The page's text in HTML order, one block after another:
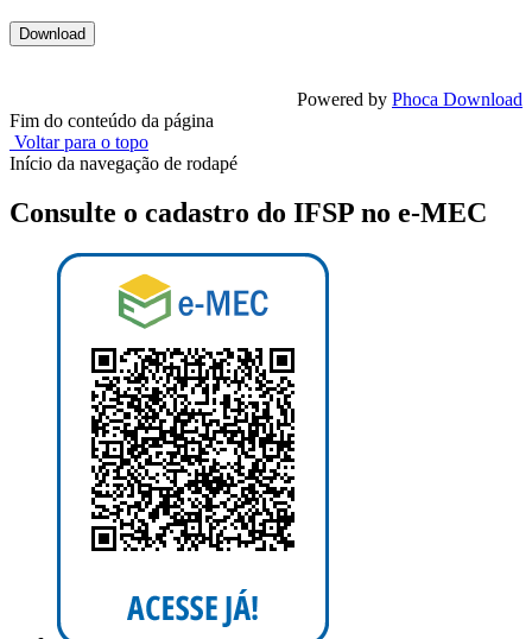
Powered by Phoca Download
Fim do conteúdo da página
Voltar para o topo
Início da navegação de rodapé
Consulte o cadastro do IFSP no e-MEC